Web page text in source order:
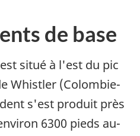
de base
situé à l'est du pic
Whistler (Colombie-
s'est produit près
6300 pieds au-